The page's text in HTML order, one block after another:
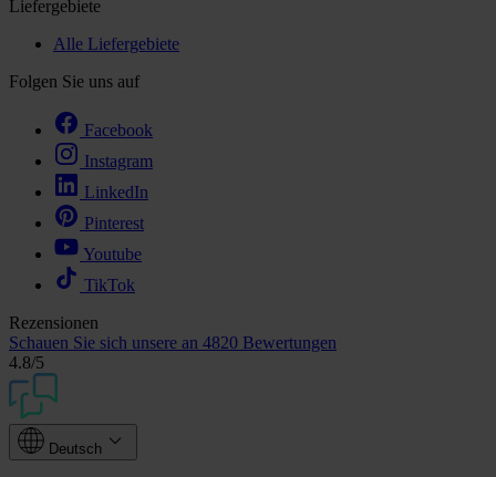
Liefergebiete
Alle Liefergebiete
Folgen Sie uns auf
Facebook
Instagram
LinkedIn
Pinterest
Youtube
TikTok
Rezensionen
Schauen Sie sich unsere an 4820 Bewertungen
4.8/5
Deutsch